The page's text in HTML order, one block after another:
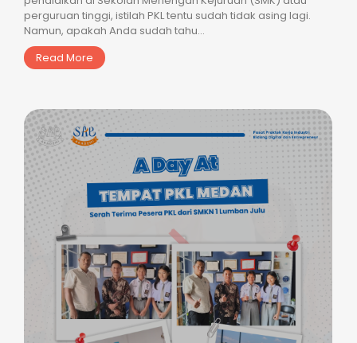
perguruan tinggi, istilah PKL tentu sudah tidak asing lagi.
Namun, apakah Anda sudah tahu...
Read More